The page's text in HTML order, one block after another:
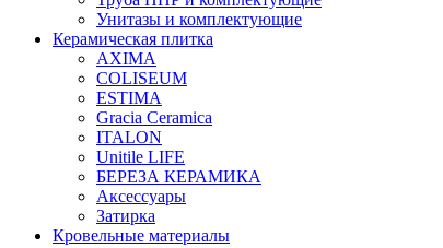
Унитазы и комплектующие
Керамическая плитка
AXIMA
COLISEUM
ESTIMA
Gracia Ceramica
ITALON
Unitile LIFE
БЕРЕЗА КЕРАМИКА
Аксессуары
Затирка
Кровельные материалы